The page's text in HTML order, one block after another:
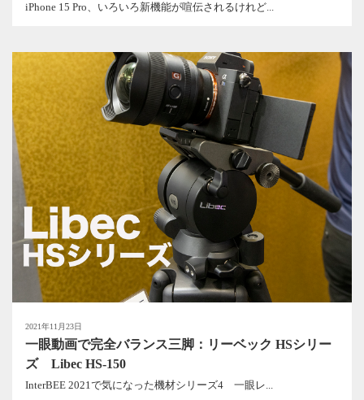
iPhone 15 Pro、いろいろ新機能が喧伝されるけれど...
2021年11月23日
一眼動画で完全バランス三脚：リーベック HSシリー
ズ Libec HS-150
InterBEE 2021で気になった機材シリーズ4 一眼レ...